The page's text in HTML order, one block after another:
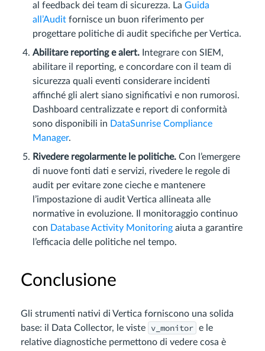
al feedback dei team di sicurezza. La Guida
all’Audit fornisce un buon riferimento per
progettare politiche di audit specifiche per Vertica.
Abilitare reporting e alert. Integrare con SIEM,
abilitare il reporting, e concordare con il team di
sicurezza quali eventi considerare incidenti
affinché gli alert siano significativi e non rumorosi.
Dashboard centralizzate e report di conformità
sono disponibili in DataSunrise Compliance
Manager.
Rivedere regolarmente le politiche. Con l’emergere
di nuove fonti dati e servizi, rivedere le regole di
audit per evitare zone cieche e mantenere
l’impostazione di audit Vertica allineata alle
normative in evoluzione. Il monitoraggio continuo
con Database Activity Monitoring aiuta a garantire
l’efficacia delle politiche nel tempo.
Conclusione
Gli strumenti nativi di Vertica forniscono una solida
base: il Data Collector, le viste
v_monitor e le
relative diagnostiche permettono di vedere cosa è